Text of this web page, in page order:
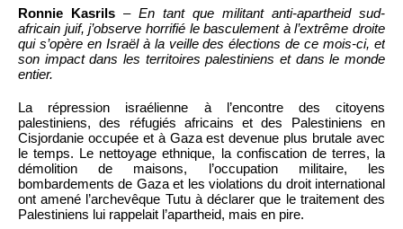
Ronnie Kasrils – En tant que militant anti-apartheid sud-
africain juif, j’observe horrifié le basculement à l’extrême droite
qui s’opère en Israël à la veille des élections de ce mois-ci, et
son impact dans les territoires palestiniens et dans le monde
entier.
La répression israélienne à l’encontre des citoyens
palestiniens, des réfugiés africains et des Palestiniens en
Cisjordanie occupée et à Gaza est devenue plus brutale avec
le temps. Le nettoyage ethnique, la confiscation de terres, la
démolition de maisons, l’occupation militaire, les
bombardements de Gaza et les violations du droit international
ont amené l’archevêque Tutu à déclarer que le traitement des
Palestiniens lui rappelait l’apartheid, mais en pire.